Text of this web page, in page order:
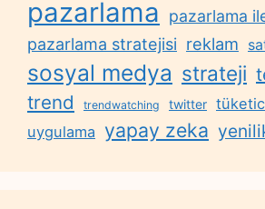
pazarlama
pazarlama
pazarlama stratejisi reklam
sosyal medya strateji
trend trendwatching twitter
uygulama yapay zeka